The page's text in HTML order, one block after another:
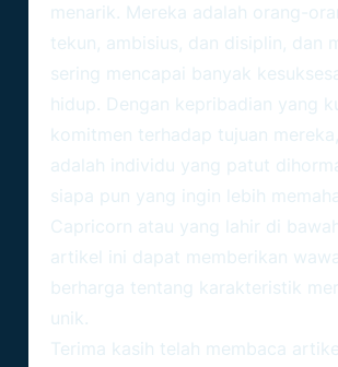
menarik. Mereka adalah orang-
tekun, ambisius, dan disiplin, dan
sering mencapai banyak
hidup. Dengan kepribadian yang
komitmen terhadap tujuan
adalah individu yang patut
siapa pun yang ingin lebih
Capricorn atau yang lahir di
artikel ini dapat memberikan
berharga tentang karakteristik
unik.
Terima kasih telah membaca